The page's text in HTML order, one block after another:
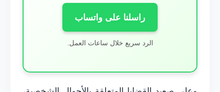
راسلنا على واتساب
الرد سريع خلال ساعات العمل.